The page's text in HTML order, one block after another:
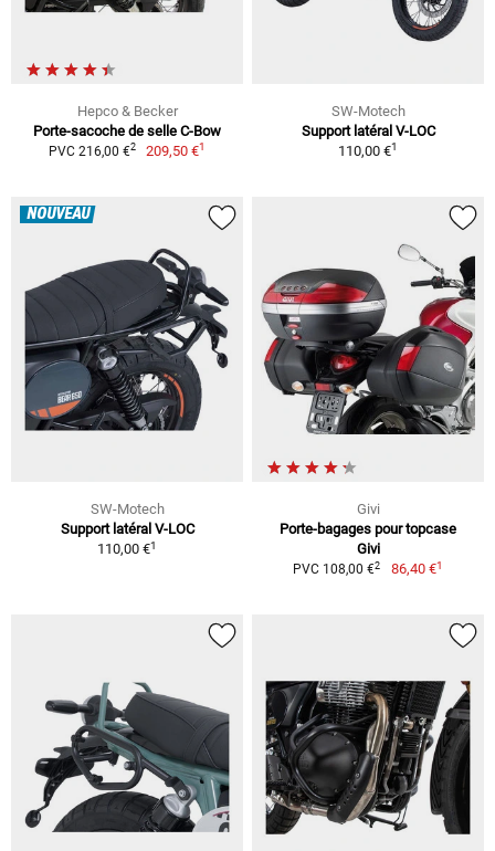
Hepco & Becker
Porte-sacoche de selle C-Bow
PVC 216,00 €2 209,50 €1
SW-Motech
Support latéral V-LOC
110,00 €1
NOUVEAU
SW-Motech
Support latéral V-LOC
110,00 €1
Givi
Porte-bagages pour topcase
Givi
PVC 108,00 €2 86,40 €1